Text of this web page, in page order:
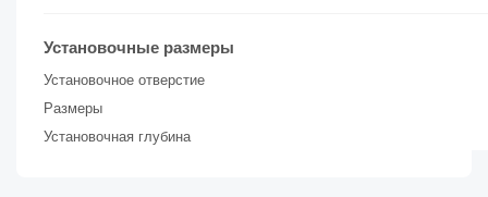
Установочные размеры
Установочное отверстие
Размеры
Установочная глубина